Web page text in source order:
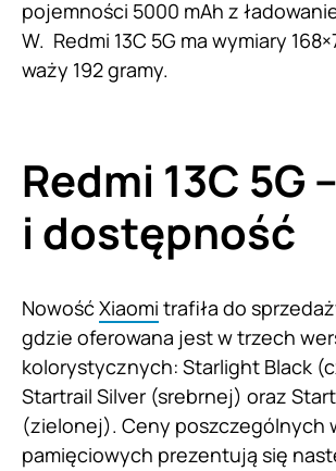
pojemności 5000 mAh z
W. Redmi 13C 5G ma wymiary
waży 192 gramy.
Redmi 13C 5G
i dostępność
NowośćXiaomi trafiła do
gdzie oferowana jest w trzech
kolorystycznych: Starlight Black
Startrail Silver (srebrnej) oraz
(zielonej). Ceny poszczególnych
pamięciowych prezentują się